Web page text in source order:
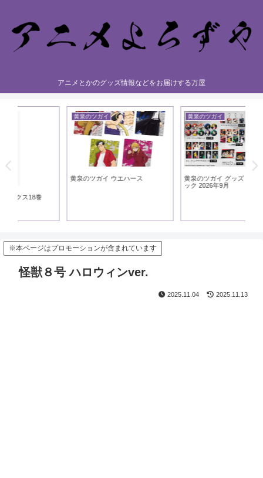
アニメとかのグッズ情報などをお届けする万屋
黄泉のツガイ グッズ ホビースト
黄泉のツガイ
黄泉のツガイ グッズ アトフェス
2026年9月
※本ページはプロモーションが含まれています
怪獣８号 ハロウィンver.
2025.11.04 2025.11.13